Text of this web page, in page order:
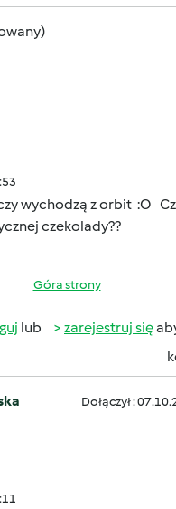
wychodzą z orbit :O
czekolady??
Góra strony
lub zarejestruj się
Dołączył :